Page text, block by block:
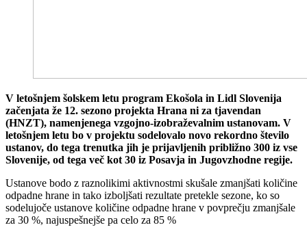
V letošnjem šolskem letu program Ekošola in Lidl Slovenija
začenjata že 12. sezono projekta Hrana ni za tjavendan
(HNZT), namenjenega vzgojno-izobraževalnim ustanovam. V
letošnjem letu bo v projektu sodelovalo novo rekordno število
ustanov, do tega trenutka jih je prijavljenih približno 300 iz vse
Slovenije, od tega več kot 30 iz Posavja in Jugovzhodne regije.
Ustanove bodo z raznolikimi aktivnostmi skušale zmanjšati količine
odpadne hrane in tako izboljšati rezultate pretekle sezone, ko so
sodelujoče ustanove količine odpadne hrane v povprečju zmanjšale
za 30 %, najuspešnejše pa celo za 85 %